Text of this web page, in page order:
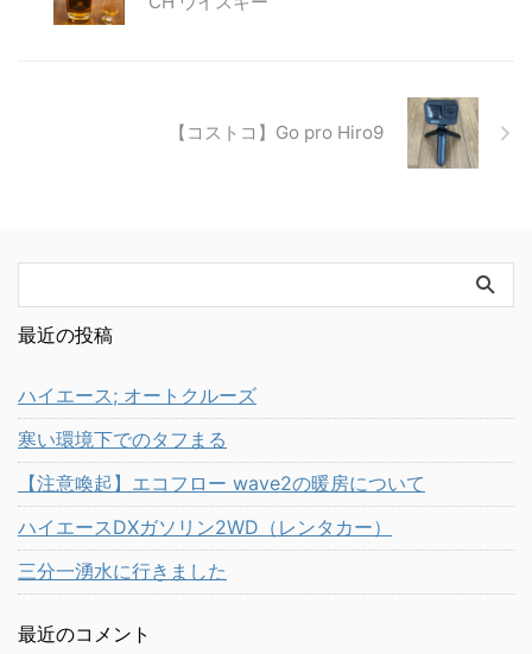
【コストコ】Go pro Hiro9
最近の投稿
ハイエース; オートクルーズ
寒い環境下でのタフまる
【注意喚起】エコフロー wave2の暖房について
ハイエースDXガソリン2WD（レンタカー）
三分一湧水に行きました
最近のコメント